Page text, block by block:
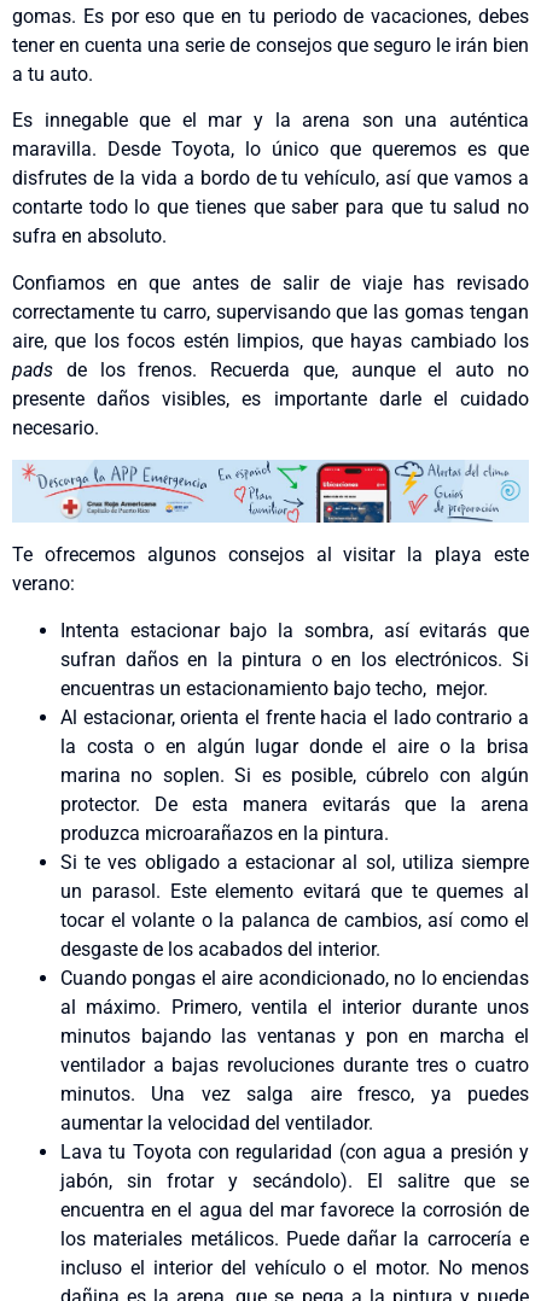
gomas. Es por eso que en tu periodo de vacaciones, debes
tener en cuenta una serie de consejos que seguro le irán bien
a tu auto.
Es innegable que el mar y la arena son una auténtica
maravilla. Desde Toyota, lo único que queremos es que
disfrutes de la vida a bordo de tu vehículo, así que vamos a
contarte todo lo que tienes que saber para que tu salud no
sufra en absoluto.
Confiamos en que antes de salir de viaje has revisado
correctamente tu carro, supervisando que las gomas tengan
aire, que los focos estén limpios, que hayas cambiado los
pads de los frenos. Recuerda que, aunque el auto no
presente daños visibles, es importante darle el cuidado
necesario.
Te ofrecemos algunos consejos al visitar la playa este
verano:
Intenta estacionar bajo la sombra, así evitarás que
sufran daños en la pintura o en los electrónicos. Si
encuentras un estacionamiento bajo techo, mejor.
Al estacionar, orienta el frente hacia el lado contrario a
la costa o en algún lugar donde el aire o la brisa
marina no soplen. Si es posible, cúbrelo con algún
protector. De esta manera evitarás que la arena
produzca microarañazos en la pintura.
Si te ves obligado a estacionar al sol, utiliza siempre
un parasol. Este elemento evitará que te quemes al
tocar el volante o la palanca de cambios, así como el
desgaste de los acabados del interior.
Cuando pongas el aire acondicionado, no lo enciendas
al máximo. Primero, ventila el interior durante unos
minutos bajando las ventanas y pon en marcha el
ventilador a bajas revoluciones durante tres o cuatro
minutos. Una vez salga aire fresco, ya puedes
aumentar la velocidad del ventilador.
Lava tu Toyota con regularidad (con agua a presión y
jabón, sin frotar y secándolo). El salitre que se
encuentra en el agua del mar favorece la corrosión de
los materiales metálicos. Puede dañar la carrocería e
incluso el interior del vehículo o el motor. No menos
dañina es la arena, que se pega a la pintura y puede